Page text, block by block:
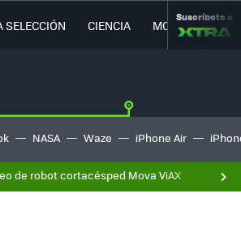
SELECCIÓN CIENCIA MOVILIDAD
Suscríbete a
NASA Waze iPhone Air
de robot cortacésped Mova ViAX